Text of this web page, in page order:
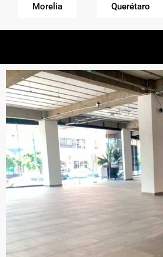
Morelia Querétaro